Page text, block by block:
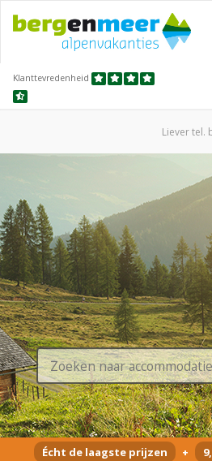
Klanttevredenheid
Liever tel.
Écht de laagste prijzen +